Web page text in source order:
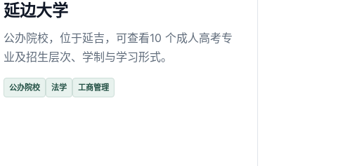
延边大学
公办院校，位于延吉，可查看10 个成人高考专
业及招生层次、学制与学习形式。
公办院校 法学 工商管理